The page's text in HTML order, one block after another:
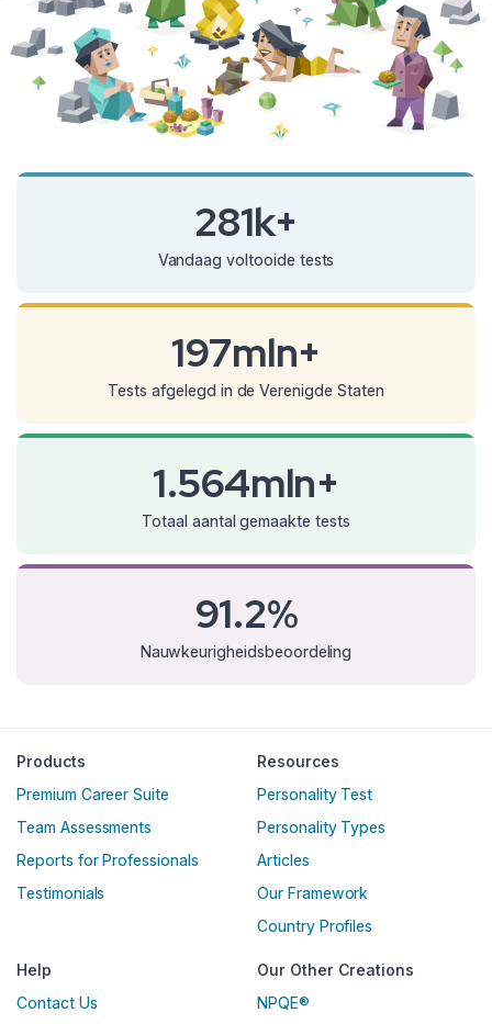
281k+
Vandaag voltooide tests
197mln+
Tests afgelegd in de Verenigde Staten
1.564mln+
Totaal aantal gemaakte tests
91.2%
Nauwkeurigheidsbeoordeling
Products
Premium Career Suite
Team Assessments
Reports for Professionals
Testimonials
Resources
Personality Test
Personality Types
Articles
Our Framework
Country Profiles
Help
Contact Us
Our Other Creations
NPQE®